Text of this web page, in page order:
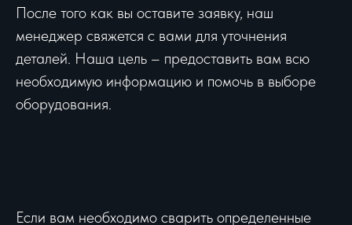
После того как вы оставите заявку, наш
менеджер свяжется с вами для уточнения
деталей. Наша цель – предоставить вам всю
необходимую информацию и помочь в выборе
оборудования.
Если вам необходимо сварить определенные